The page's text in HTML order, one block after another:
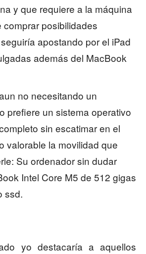
y que requiere a la máquina
comprar posibilidades
apostando por el iPad
además del MacBook
no necesitando un
prefiere un sistema operativo
sin escatimar en el
valorable la movilidad que
Su ordenador sin dudar
Intel Core M5 de 512 gigas
ssd.
yo destacaría a aquellos